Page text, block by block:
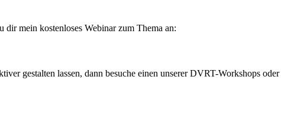
mein kostenloses Webinar zum Thema an:
gestalten lassen, dann besuche einen unserer DVRT-Workshops